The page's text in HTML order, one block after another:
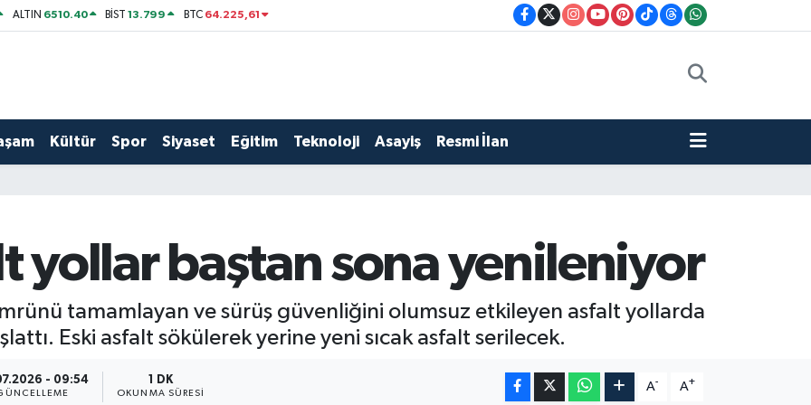
ALTIN 6510.40 BİST13.799 BTC 64.225,61
Kültür Spor Siyaset Eğitim Teknoloji Asayiş Resmi İlan
yollar baştan sona yenileniyor
tamamlayan ve sürüş güvenliğini olumsuz etkileyen asfalt yollarda
Eski asfalt sökülerek yerine yeni sıcak asfalt serilecek.
- 09:54 1 DK
OKUNMA SÜRESI
A- A+